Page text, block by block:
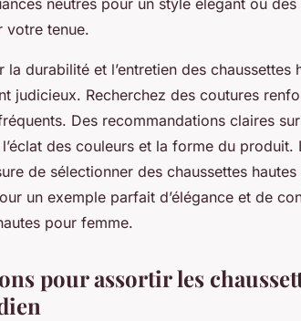
votre tenue.
la durabilité et l’entretien des chaussettes
judicieux. Recherchez des coutures
Des recommandations claires
des couleurs et la forme du produit.
de sélectionner des chaussettes
un exemple parfait d’élégance et de
pour femme.
pour assortir les